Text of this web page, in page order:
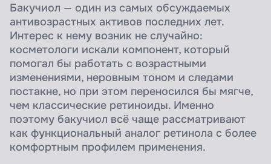
Бакучиол — один из самых обсуждаемых
антивозрастных активов последних лет.
Интерес к нему возник не случайно:
косметологи искали компонент, который
помогал бы работать с возрастными
изменениями, неровным тоном и следами
постакне, но при этом переносился бы мягче,
чем классические ретиноиды. Именно
поэтому бакучиол всё чаще рассматривают
как функциональный аналог ретинола с более
комфортным профилем применения.